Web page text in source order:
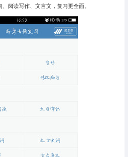
阅读写作、文言文，复习更全面。